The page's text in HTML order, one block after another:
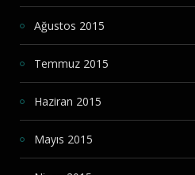
Ağustos 2015
Temmuz 2015
Haziran 2015
Mayıs 2015